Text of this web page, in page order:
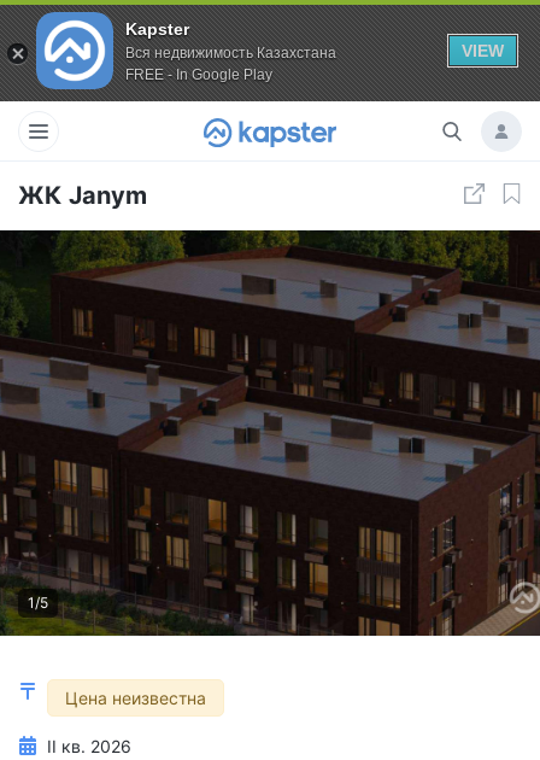
Kapster
Вся недвижимость Казахстана
FREE - In Google Play
VIEW
ЖК Janym
1/5
Цена неизвестна
II кв. 2026